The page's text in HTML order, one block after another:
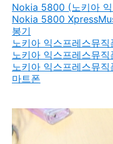
Nokia 5800 (노키아
Nokia 5800
봉기
노키아 익스프레스뮤
노키아 익스프레스뮤
노키아 익스프레스뮤
마트폰